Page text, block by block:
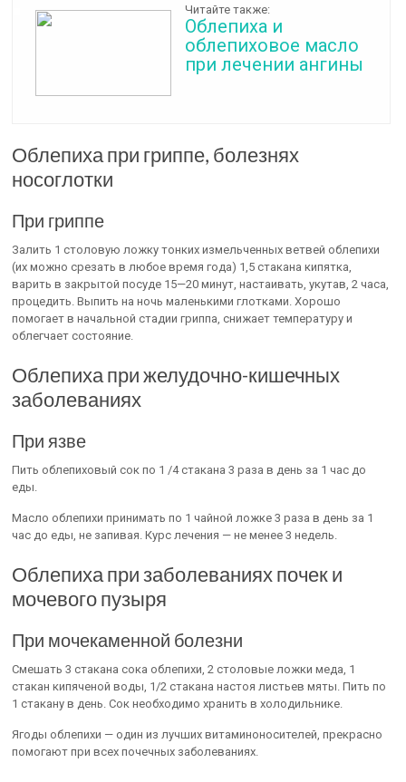
Читайте также:
Облепиха и
облепиховое масло
при лечении ангины
Облепиха при гриппе, болезнях
носоглотки
При гриппе
Залить 1 столовую ложку тонких измельченных ветвей облепихи
(их можно срезать в любое время года) 1,5 стакана кипятка,
варить в закрытой посуде 15—20 минут, настаивать, укутав, 2 часа,
процедить. Выпить на ночь маленькими глотками. Хорошо
помогает в начальной стадии гриппа, снижает температуру и
облегчает состояние.
Облепиха при желудочно-кишечных
заболеваниях
При язве
Пить облепиховый сок по 1 /4 стакана 3 раза в день за 1 час до
еды.
Масло облепихи принимать по 1 чайной ложке 3 раза в день за 1
час до еды, не запивая. Курс лечения — не менее 3 недель.
Облепиха при заболеваниях почек и
мочевого пузыря
При мочекаменной болезни
Смешать 3 стакана сока облепихи, 2 столовые ложки меда, 1
стакан кипяченой воды, 1/2 стакана настоя листьев мяты. Пить по
1 стакану в день. Сок необходимо хранить в холодильнике.
Ягоды облепихи — один из лучших витаминоносителей, прекрасно
помогают при всех почечных заболеваниях.